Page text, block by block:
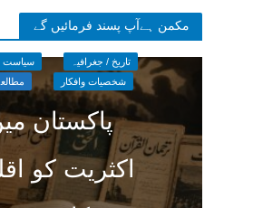
مکمن ہےآپ پسند فرمائیں گے
تاریخ / جغرافیہ
سیاست
شخصیات وافکار
پاکستان
اکثریت کو